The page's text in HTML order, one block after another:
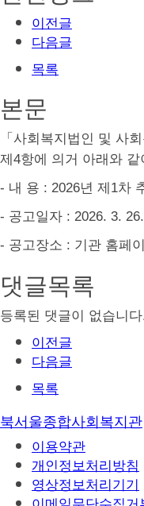
이전글
다음글
목록
본문
「 사회복지법인 및 사
제4항에 의거 아래와
- 내 용 : 2026년 제1차
- 공고일자 : 2026. 3.
- 공고장소 : 기관 홈페
댓글목록
등록된 댓글이 없습니
이전글
다음글
목록
북서울종합사회복지관
이용약관
개인정보처리방침
영상정보처리기기